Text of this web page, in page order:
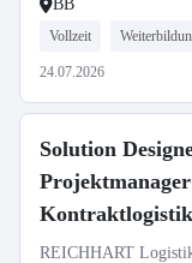
BB
Vollzeit
24.07.2026
Solution
REICHHART